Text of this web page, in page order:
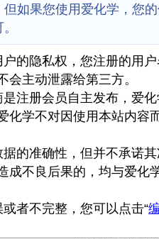
如果您使用爱化学，您
的隐私权，您注册的用
主动泄露给第三方。
注册会员自主发布，爱
化学不对因使用本站内容
的准确性，但并不承诺
成不良后果的，均与爱化
者不完整，您可以点击“